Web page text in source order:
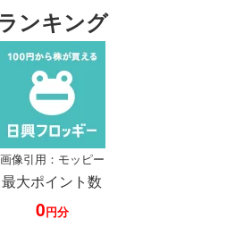
ンキング
画像引用：モッピー
最大ポイント数
0円分